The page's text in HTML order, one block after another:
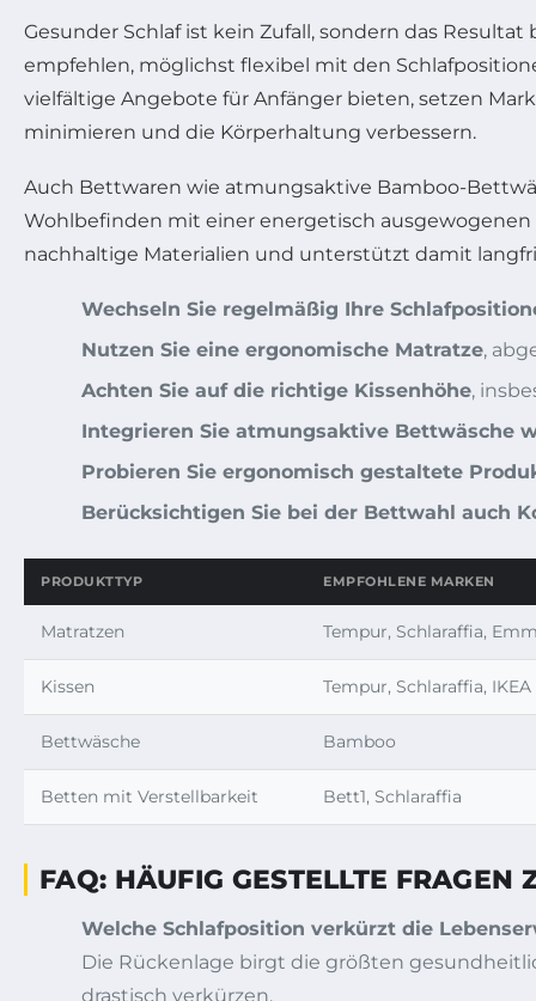
Gesunder Schlaf ist kein Zufall, sondern das
empfehlen, möglichst flexibel mit den
vielfältige Angebote für Anfänger bieten, setzen
minimieren und die Körperhaltung verbessern.
Auch Bettwaren wie atmungsaktive Bamboo-
Wohlbefinden mit einer energetisch
nachhaltige Materialien und unterstützt damit
Wechseln Sie regelmäßig Ihre
Nutzen Sie eine ergonomische Matratze,
Achten Sie auf die richtige Kissenhöhe,
Integrieren Sie atmungsaktive Bettwäsche
Probieren Sie ergonomisch gestaltete
Berücksichtigen Sie bei der Bettwahl auch
PRODUKTTYP EMPFOHLENE MARKEN
Matratzen Tempur, Schlaraffia,
Kissen Tempur, Schlaraffia, IKEA
Bettwäsche Bamboo
Betten mit Verstellbarkeit Bett1, Schlaraffia
FAQ: HÄUFIG GESTELLTE
Welche Schlafposition verkürzt die
Die Rückenlage birgt die größten
drastisch verkürzen.